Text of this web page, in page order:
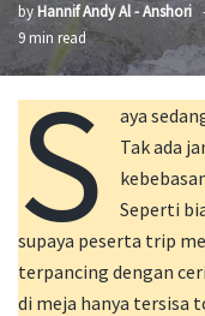
byHannif Andy Al - Anshori
9 min read
S
aya
Tak ada
Seperti
supaya peserta trip
terpancing dengan
di meja hanya tersisa